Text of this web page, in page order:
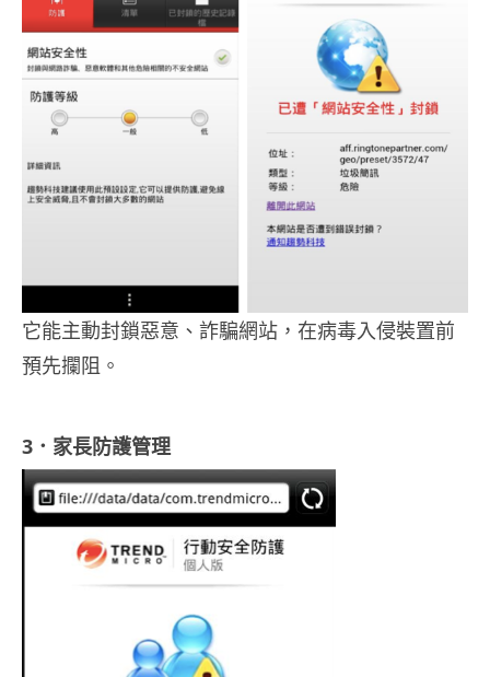
它能主動封鎖惡意、詐騙網站，在病毒入侵裝置前
預先攔阻。
3．家長防護管理